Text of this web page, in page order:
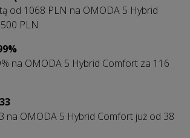
od 1068 PLN na OMODA 5 Hybrid
PLN
na OMODA 5 Hybrid Comfort za 116
na OMODA 5 Hybrid Comfort już od 38